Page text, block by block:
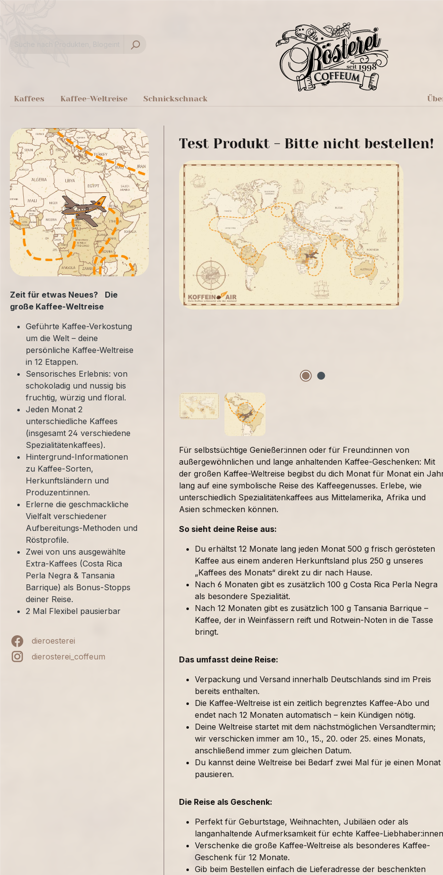
Kaffees Kaffee-Weltreise Schnickschnack
Zeit für etwas Neues? Die
große Kaffee-Weltreise
Geführte Kaffee-Verkostung
um die Welt – deine
persönliche Kaffee-Weltreise
in 12 Etappen.
Sensorisches Erlebnis: von
schokoladig und nussig bis
fruchtig, würzig und floral.
Jeden Monat 2
unterschiedliche Kaffees
(insgesamt 24 verschiedene
Spezialitätenkaffees).
Hintergrund-Informationen
zu Kaffee-Sorten,
Herkunftsländern und
Produzent:innen.
Erlerne die geschmackliche
Vielfalt verschiedener
Aufbereitungs-Methoden und
Röstprofile.
Zwei von uns ausgewählte
Extra-Kaffees (Costa Rica
Perla Negra & Tansania
Barrique) als Bonus-Stopps
deiner Reise.
2 Mal Flexibel pausierbar
dieroesterei
dierosterei_coffeum
Test Produkt - Bitte nicht bestellen!
Für selbstsüchtige Genießer:innen oder für Freund:innen von
außergewöhnlichen und lange anhaltenden Kaffee-Geschenken: Mit
der großen Kaffee-Weltreise begibst du dich Monat für Monat ein
lang auf eine symbolische Reise des Kaffeegenusses. Erlebe, wie
unterschiedlich Spezialitätenkaffees aus Mittelamerika, Afrika und
Asien schmecken können.
So sieht deine Reise aus:
Du erhältst 12 Monate lang jeden Monat 500 g frisch gerösteten
Kaffee aus einem anderen Herkunftsland plus 250 g unseres
„Kaffees des Monats“ direkt zu dir nach Hause.
Nach 6 Monaten gibt es zusätzlich 100 g Costa Rica Perla Negra
als besondere Spezialität.
Nach 12 Monaten gibt es zusätzlich 100 g Tansania Barrique –
Kaffee, der in Weinfässern reift und Rotwein-Noten in die Tasse
bringt.
Das umfasst deine Reise:
Verpackung und Versand innerhalb Deutschlands sind im Preis
bereits enthalten.
Die Kaffee-Weltreise ist ein zeitlich begrenztes Kaffee-Abo und
endet nach 12 Monaten automatisch – kein Kündigen nötig.
Deine Weltreise startet mit dem nächstmöglichen Versandtermin;
wir verschicken immer am 10., 15., 20. oder 25. eines Monats,
anschließend immer zum gleichen Datum.
Du kannst deine Weltreise bei Bedarf zwei Mal für je einen Monat
pausieren.
Die Reise als Geschenk:
Perfekt für Geburtstage, Weihnachten, Jubiläen oder als
langanhaltende Aufmerksamkeit für echte Kaffee-
Verschenke die große Kaffee-Weltreise als besonderes Kaffee-
Geschenk für 12 Monate.
Gib beim Bestellen einfach die Lieferadresse der beschenkten